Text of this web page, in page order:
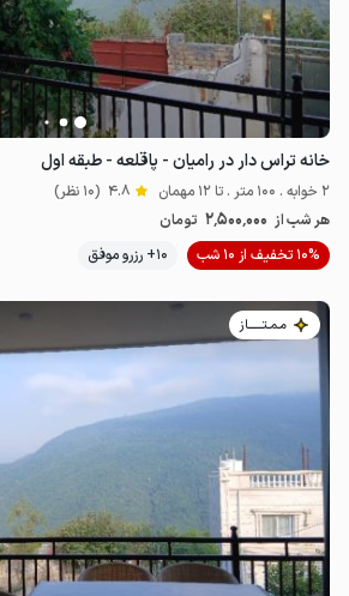
خانه تراس دار در رامیان - پاقلعه - طبقه اول
2 خوابه . 100 متر . تا 12 مهمان 4.8 (10 نظر)
هر شب از 2٬500٬000 تومان
10% تخفیف از 10 شب
10+ رزرو موفق
مـمـتــــــاز